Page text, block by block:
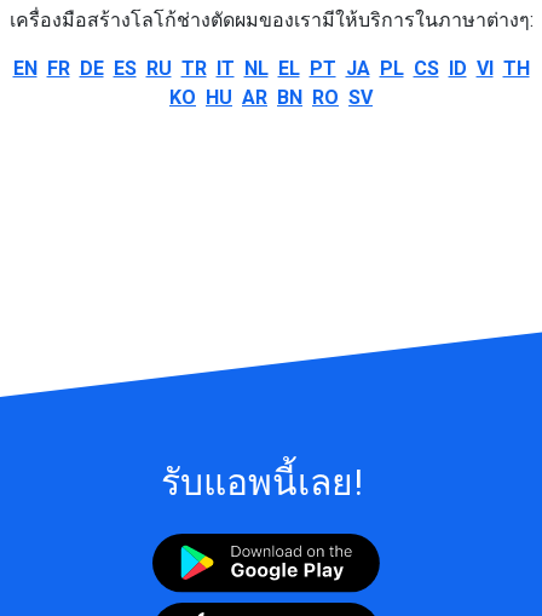
เครื่องมือสร้างโลโก้ช่างตัดผมของเรามีให้บริการในภาษาต่างๆ:
EN FR DE ES RU TR IT NL EL PT JA PL CS ID VI TH
KO HU AR BN RO SV
รับแอพนี้เลย!